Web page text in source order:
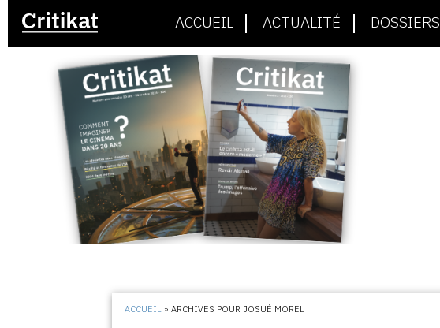
ACCUEIL ACTUALITÉ DOSSIERS
ACCUEIL »ARCHIVES POUR JOSUÉ MOREL